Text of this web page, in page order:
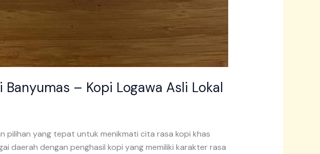
– Kopi Logawa Asli Lokal
pilihan yang tepat untuk menikmati cita rasa kopi khas
daerah dengan penghasil kopi yang memiliki karakter rasa